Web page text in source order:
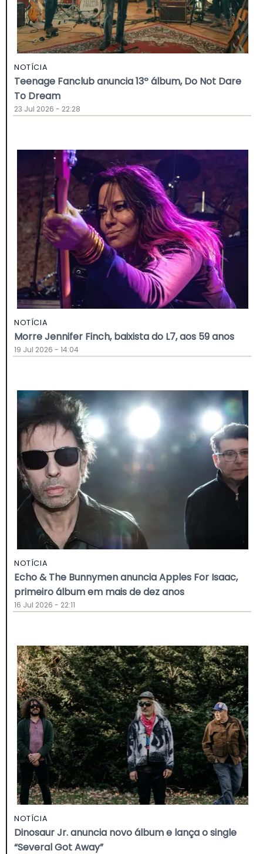
NOTÍCIA
Teenage Fanclub anuncia 13º álbum, Do Not Dare
To Dream
23 Jul 2026 - 22:28
NOTÍCIA
Morre Jennifer Finch, baixista do L7, aos 59 anos
19 Jul 2026 - 14:04
NOTÍCIA
Echo & The Bunnymen anuncia Apples For Isaac,
primeiro álbum em mais de dez anos
16 Jul 2026 - 22:11
NOTÍCIA
Dinosaur Jr. anuncia novo álbum e lança o single
“Several Got Away”